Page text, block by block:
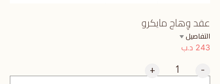
عقد وِهاج مايكرو
التفاصيل
243 د.ب
-
+